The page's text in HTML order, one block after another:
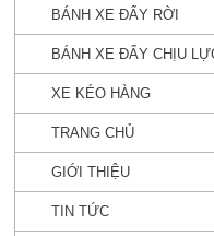
BÁNH XE ĐẨY RỜI
BÁNH XE ĐẨY CHỊU
XE KÉO HÀNG
TRANG CHỦ
GIỚI THIỆU
TIN TỨC